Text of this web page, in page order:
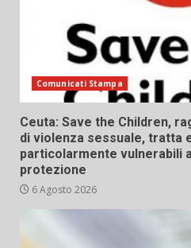
Comunicati Stampa
Ceuta: Save the Children,
di violenza sessuale, tratta
particolarmente vulnerabili
protezione
6 Agosto 2026